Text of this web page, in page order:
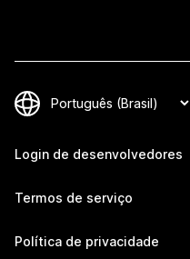
Login de desenvolvedores
Termos de serviço
Política de privacidade